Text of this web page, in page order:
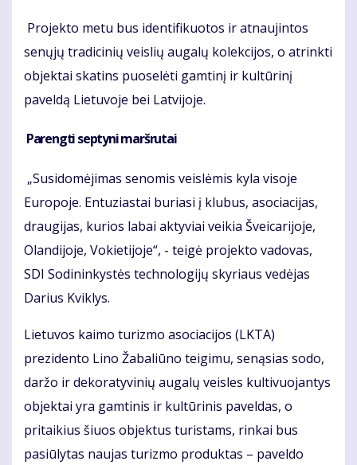
Projekto metu bus identifikuotos ir atnaujintos
senųjų tradicinių veislių augalų kolekcijos, o atrinkti
objektai skatins puoselėti gamtinį ir kultūrinį
paveldą Lietuvoje bei Latvijoje.
Parengti septyni maršrutai
„Susidomėjimas senomis veislėmis kyla visoje
Europoje. Entuziastai buriasi į klubus, asociacijas,
draugijas, kurios labai aktyviai veikia Šveicarijoje,
Olandijoje, Vokietijoje“, - teigė projekto vadovas,
SDI Sodininkystės technologijų skyriaus vedėjas
Darius Kviklys.
Lietuvos kaimo turizmo asociacijos (LKTA)
prezidento Lino Žabaliūno teigimu, senąsias sodo,
daržo ir dekoratyvinių augalų veisles kultivuojantys
objektai yra gamtinis ir kultūrinis paveldas, o
pritaikius šiuos objektus turistams, rinkai bus
pasiūlytas naujas turizmo produktas – paveldo